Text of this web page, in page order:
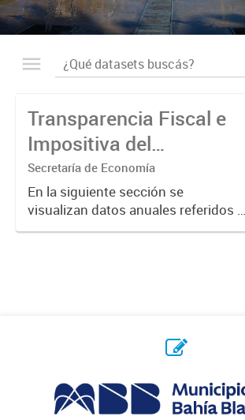
Transparencia Fiscal e
Impositiva del
Municipio. Año 2023
Secretaría de Economía
En la siguiente sección se
visualizan datos anuales referidos a
la transparencia fiscal e impositiva